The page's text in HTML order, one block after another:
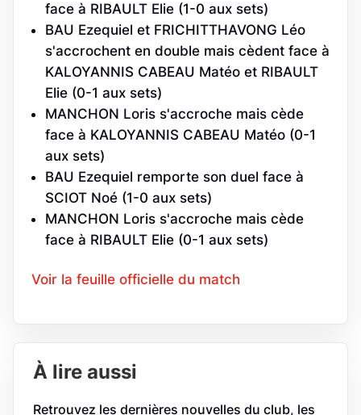
face à RIBAULT Elie (1-0 aux sets)
BAU Ezequiel et FRICHITTHAVONG Léo
s'accrochent en double mais cèdent face à
KALOYANNIS CABEAU Matéo et RIBAULT
Elie (0-1 aux sets)
MANCHON Loris s'accroche mais cède
face à KALOYANNIS CABEAU Matéo (0-1
aux sets)
BAU Ezequiel remporte son duel face à
SCIOT Noé (1-0 aux sets)
MANCHON Loris s'accroche mais cède
face à RIBAULT Elie (0-1 aux sets)
Voir la feuille officielle du match
À lire aussi
Retrouvez les dernières nouvelles du club, les